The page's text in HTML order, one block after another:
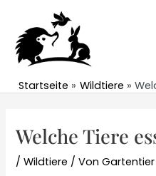
springen
Startseite Wildtiere
Welche Tiere
/Wildtiere / VonGartentier